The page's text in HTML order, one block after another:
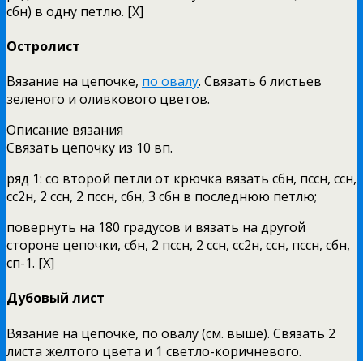
сбн) в одну петлю. [X]
Остролист
Вязание на цепочке, по овалу. Связать 6 листьев
зеленого и оливкового цветов.
Описание вязания
Связать цепочку из 10 вп.
ряд 1: со второй петли от крючка вязать сбн, пссн, ссн,
сс2н, 2 ссн, 2 пссн, сбн, 3 сбн в последнюю петлю;
повернуть на 180 градусов и вязать на другой
стороне цепочки, сбн, 2 пссн, 2 ссн, сс2н, ссн, пссн, сбн,
сп-1. [X]
Дубовый лист
Вязание на цепочке, по овалу (см. выше). Связать 2
листа желтого цвета и 1 светло-коричневого.